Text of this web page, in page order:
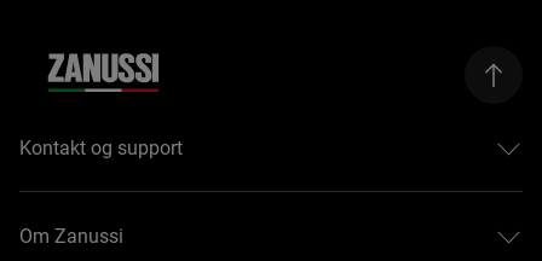
Kontakt og support
Kontakt oss
Reparasjoner
Om Zanussi